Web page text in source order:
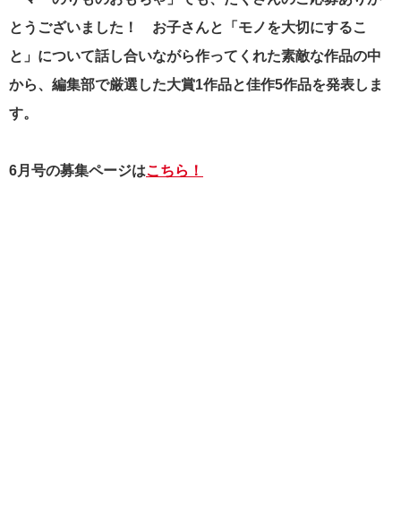
とうございました！ お子さんと「モノを大切にするこ
と」について話し合いながら作ってくれた素敵な作品の中
から、編集部で厳選した大賞1作品と佳作5作品を発表しま
す。
6月号の募集ページはこちら！